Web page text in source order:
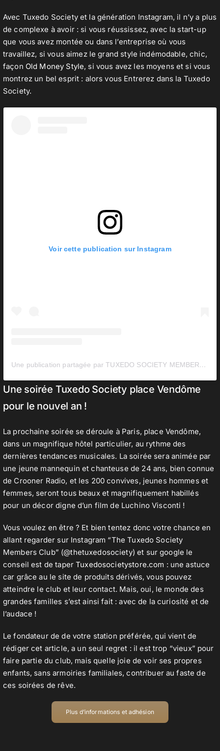
Avec Tuxedo Society et la génération Instagram, il n’y a plus
de complexe à avoir : si vous réussissez, avec la start-up
que vous avez montée ou dans l’entreprise où vous
travaillez, si vous aimez le grand style indémodable, chic,
façon Old Money Style, si vous avez les moyens et si vous
montrez un bel esprit : alors vous Entrerez dans la Tuxedo
Society.
Voir cette publication sur Instagram
Une publication partagée par TUXEDO SOCIETY MEMBERS CLUB (@tuxedosociety)
Une soirée Tuxedo Society place Vendôme
pour le nouvel an !
La prochaine soirée se déroule à Paris, place Vendôme,
dans un magnifique hôtel particulier, au rythme des
dernières tendances musicales. La soirée sera animée par
une jeune mannequin et chanteuse de 24 ans, bien connue
de Crooner Radio, et les 200 convives, jeunes hommes et
femmes, seront tous beaux et magnifiquement habillés
pour un décor digne d’un film de Luchino Visconti !
Vous voulez en être ? Et bien tentez donc votre chance en
allant regarder sur Instagram “The Tuxedo Society
Members Club” (@thetuxedosociety) et sur google le
conseil est de taperTuxedosocietystore.com : une astuce
car grâce au le site de produits dérivés, vous pouvez
atteindre le club et leur contact. Mais, oui, le monde des
grandes familles s’est ainsi fait : avec de la curiosité et de
l’audace !
Le fondateur de de votre station préférée, qui vient de
rédiger cet article, a un seul regret : il est trop “vieux” pour
faire partie du club, mais quelle joie de voir ses propres
enfants, sans armoiries familiales, contribuer au faste de
ces soirées de rêve.
Plus d’informations et adhésion